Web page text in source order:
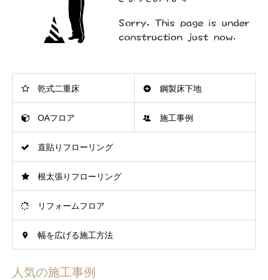
乾式二重床 鋼製床下地
OAフロア 施工事例
直貼りフローリング
根太張りフローリング
リフォームフロア
幅を広げる施工方法
人気の施工事例